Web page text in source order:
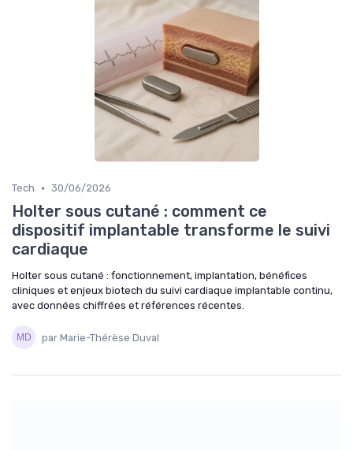
Tech • 30/06/2026
Holter sous cutané : comment ce
dispositif implantable transforme le suivi
cardiaque
Holter sous cutané : fonctionnement, implantation, bénéfices
cliniques et enjeux biotech du suivi cardiaque implantable continu,
avec données chiffrées et références récentes.
par Marie-Thérèse Duval